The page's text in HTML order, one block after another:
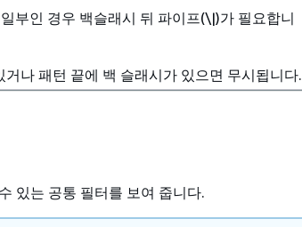
부인 경우 백슬래시 뒤 파이프(\|)가 필요합니
나 패턴 끝에 백 슬래시가 있으면 무시됩니다.
있는 공통 필터를 보여 줍니다.